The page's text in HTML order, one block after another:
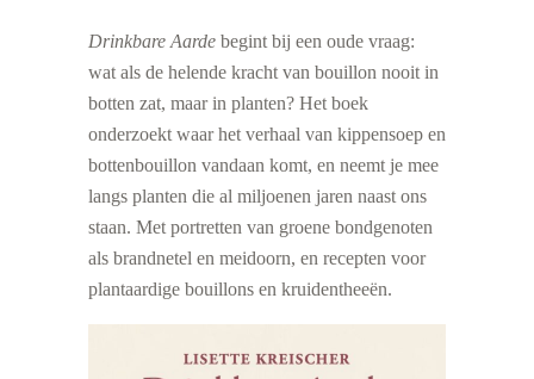
Drinkbare Aarde begint bij een oude vraag:
wat als de helende kracht van bouillon nooit in
botten zat, maar in planten? Het boek
onderzoekt waar het verhaal van kippensoep en
bottenbouillon vandaan komt, en neemt je mee
langs planten die al miljoenen jaren naast ons
staan. Met portretten van groene bondgenoten
als brandnetel en meidoorn, en recepten voor
plantaardige bouillons en kruidentheeën.